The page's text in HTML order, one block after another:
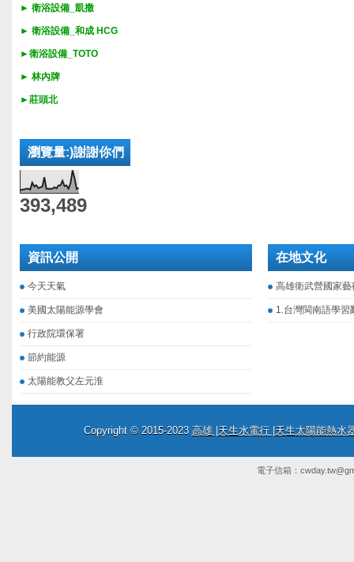
► 衛浴設備_ 凱撒
► 衛浴設備_ 和成 HCG
►衛浴設備_ TOTO
► 林內牌
►莊頭北
瀏覽量:)謝謝你們
393,489
資訊公開
今天天氣
美國太陽能源學會
行政院環保署
節約能源
太陽能教父左元淮
在地文化
高雄衛武營國家藝
1.台灣閩南語學習
Copyright © 2015-2023 高雄 |天生水電行 |天生太陽能熱水
電子信箱：